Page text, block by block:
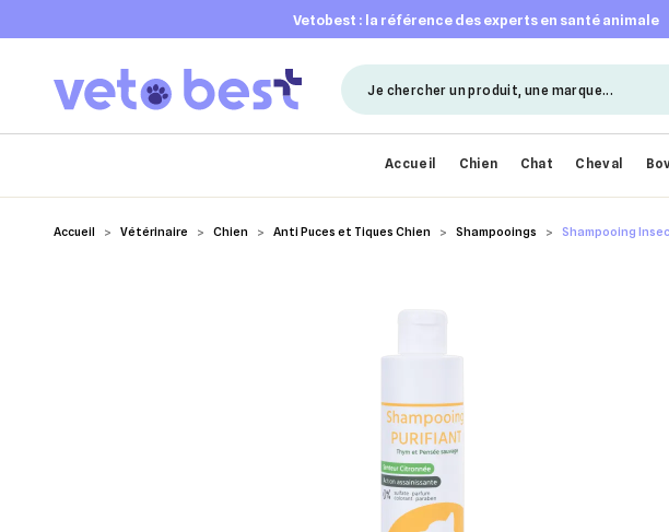
vetobest : la référence des experts en santé animale
Accueil Chien Chat Cheval
Accueil Vétérinaire Chien Anti Puces et Tiques Chien Shampooings Shampooing